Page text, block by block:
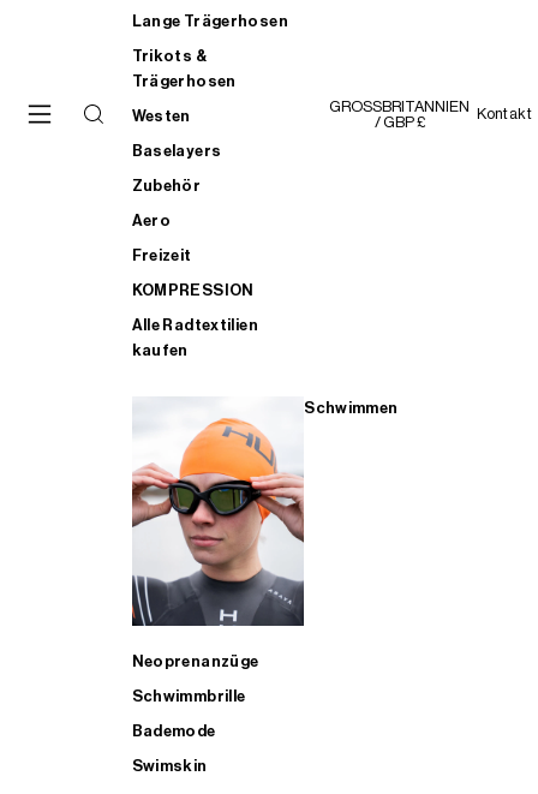
Lange Trägerhosen
Trikots &
Trägerhosen
Westen
Baselayers
Zubehör
Aero
Freizeit
KOMPRESSION
Alle Radtextilien
kaufen
Schwimmen
Neoprenanzüge
Schwimmbrille
Bademode
Swimskin
GROSSBRITANNIEN
/ GBP £
Kontakt